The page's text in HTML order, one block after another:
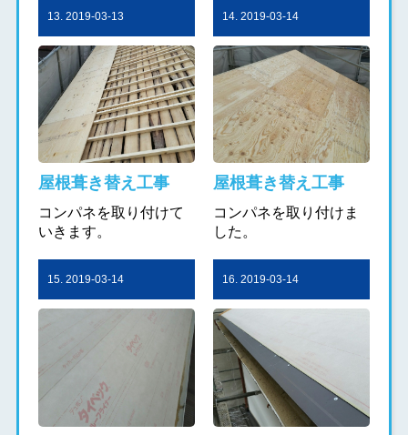
13. 2019-03-13
屋根葺き替え工事
コンパネを取り付けて
いきます。
14. 2019-03-14
屋根葺き替え工事
コンパネを取り付けま
した。
15. 2019-03-14 16. 2019-03-14